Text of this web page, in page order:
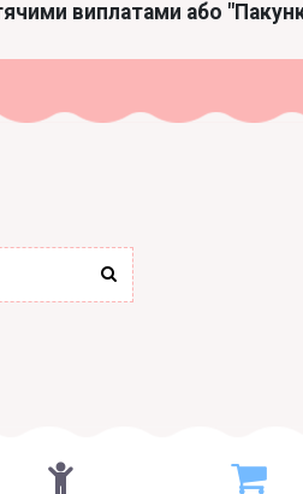
виплатами або